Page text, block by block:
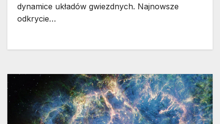
dynamice układów gwiezdnych. Najnowsze
odkrycie…